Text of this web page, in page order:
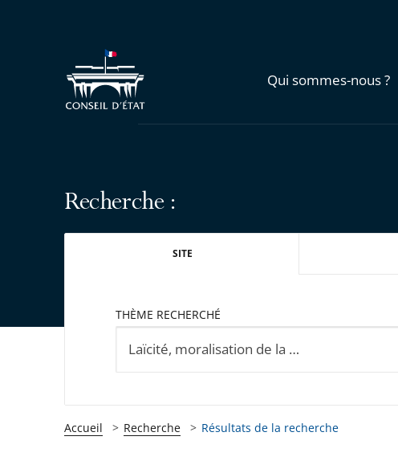
Qui sommes-nous ?
Recherche :
SITE
THÈME RECHERCHÉ
Accueil Recherche Résultats de la recherche